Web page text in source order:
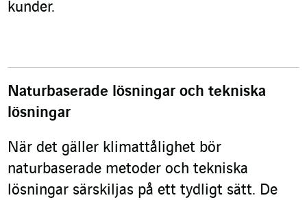
kunder.
Naturbaserade lösningar och tekniska
lösningar
När det gäller klimattålighet bör
naturbaserade metoder och tekniska
lösningar särskiljas på ett tydligt sätt. De